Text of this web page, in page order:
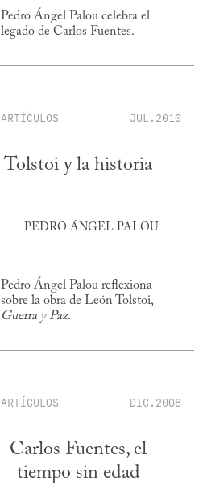
Pedro Ángel Palou celebra el
legado de Carlos Fuentes.
ARTÍCULOS JUL.2010
Tolstoi y la historia
PEDRO ÁNGEL PALOU
Pedro Ángel Palou reflexiona
sobre la obra de León Tolstoi,
Guerra y Paz.
ARTÍCULOS DIC.2008
Carlos Fuentes, el
tiempo sin edad